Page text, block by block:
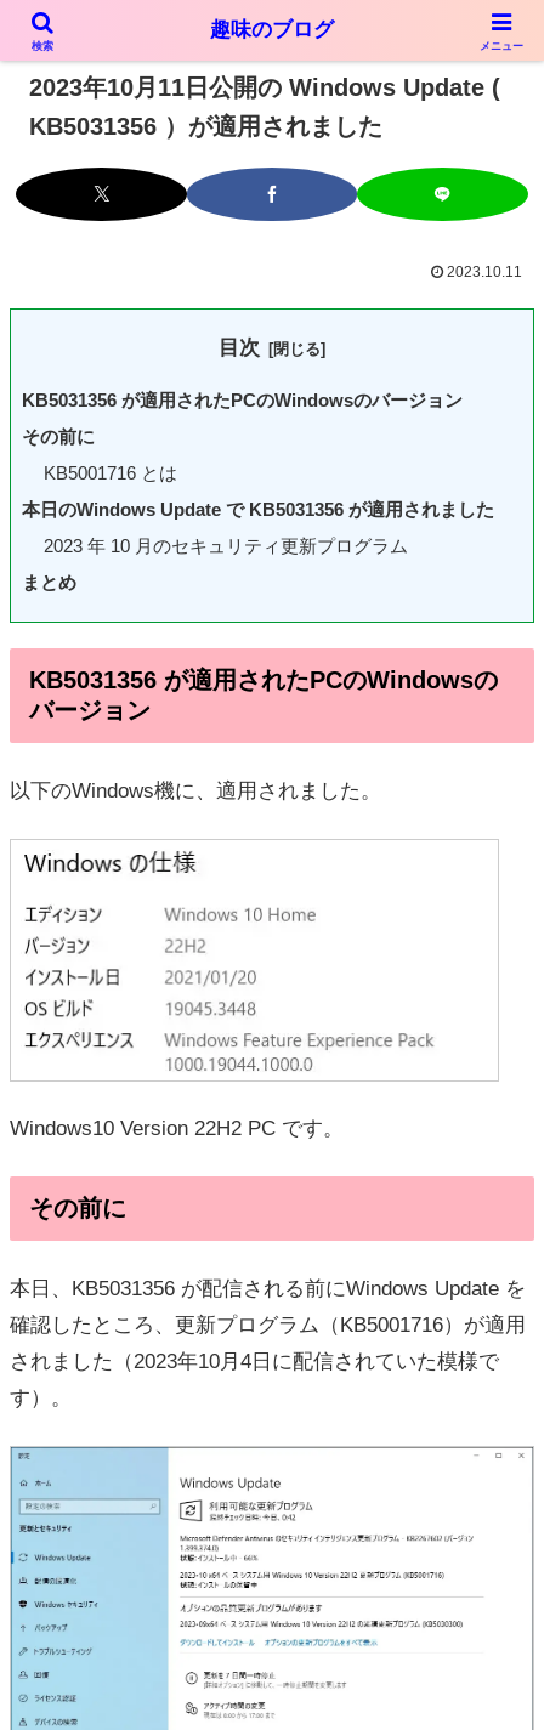
PR
2023年10月11日公開の Windows Update (
KB5031356 ）が適用されました
2023.10.11
目次
KB5031356 が適用されたPCのWindowsのバージョン
その前に
KB5001716 とは
本日のWindows Update で KB5031356 が適用されました
2023 年 10 月のセキュリティ更新プログラム
まとめ
KB5031356 が適用されたPCのWindowsの
バージョン
以下のWindows機に、適用されました。
Windows10 Version 22H2 PC です。
その前に
本日、KB5031356 が配信される前にWindows Update を
確認したところ、更新プログラム（KB5001716）が適用
されました（2023年10月4日に配信されていた模様で
す）。
検索
趣味のブログ
メニュー